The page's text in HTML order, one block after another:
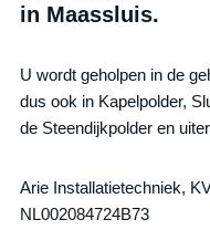
in Maassluis.
U wordt geholpen in de
dus ook in Kapelpolder,
de Steendijkpolder en
Arie Installatietechniek,
NL002084724B73